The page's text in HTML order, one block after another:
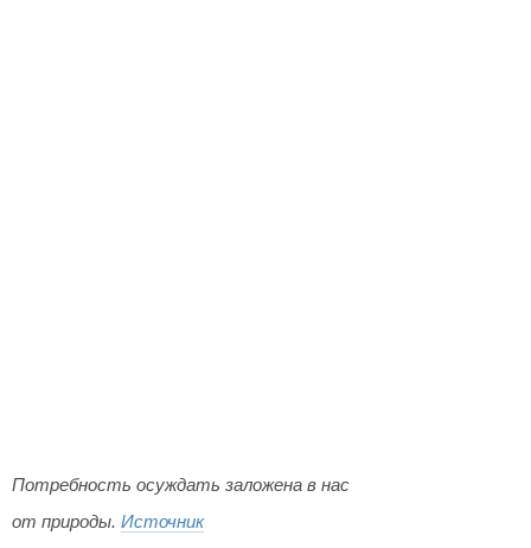
Потребность осуждать заложена в нас
от природы. Источник